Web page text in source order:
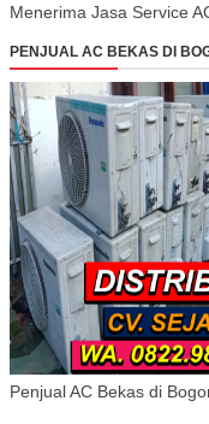
Menerima Jasa Service
PENJUAL AC BEKAS DI
Penjual AC Bekas di